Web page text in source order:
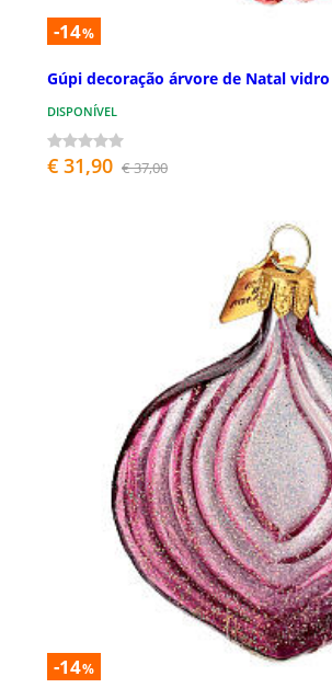
-14%
Gúpi decoração árvore de Natal
DISPONÍVEL
€ 31,90 € 37,00
-14%